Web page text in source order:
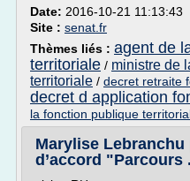
Date: 2016-10-21 11:13:43
Site : senat.fr
Thèmes liés : agent de
territoriale / ministre de
territoriale / decret retraite
decret d application
la fonction publique
Marylise
d’accord "Parcours